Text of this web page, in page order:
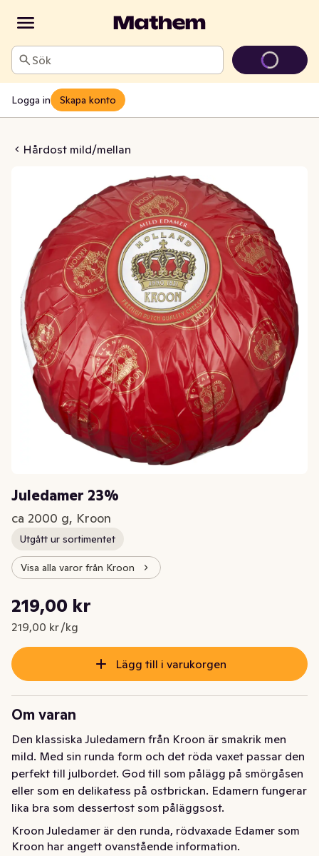
Sök
Logga in Skapa konto
Hårdost mild/mellan
23%
Juledamer 23%
ca 2000 g, Kroon
Utgått ur sortimentet
Visa alla varor från Kroon
Nuvarande pris är: 219,00 kr
219,00 kr
219,00 kr /kg
Styckpris: 219,00 kr /kg
Lägg till i varukorgen
Om varan
Den klassiska Juledamern från Kroon är smakrik men
mild. Med sin runda form och det röda vaxet passar den
perfekt till julbordet. God till som pålägg på smörgåsen
eller som en delikatess på ostbrickan. Edamern fungerar
lika bra som dessertost som påläggsost.
Kroon Juledamer är den runda, rödvaxade Edamer som
hör julen till. Mild och god smak som passar hela
Kroon har angett ovanstående information.